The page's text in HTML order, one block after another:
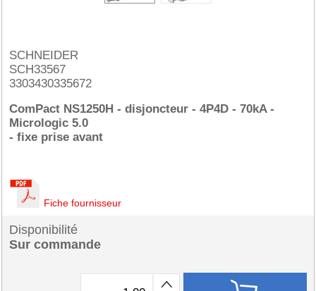
SCHNEIDER
SCH33567
3303430335672
ComPact NS1250H - disjoncteur - 4P4D - 70kA -
Micrologic 5.0
- fixe prise avant
Fiche fournisseur
Disponibilité
Sur commande